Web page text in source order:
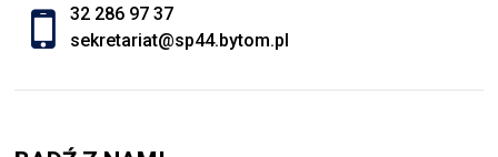
32 286 97 37
sekretariat@sp44.bytom.pl